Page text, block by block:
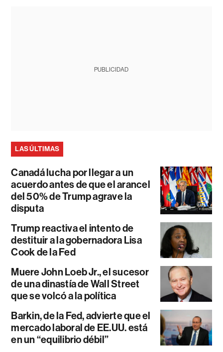
PUBLICIDAD
LAS ÚLTIMAS
Canadá lucha por llegar a un
acuerdo antes de que el arancel
del 50% de Trump agrave la
disputa
Trump reactiva el intento de
destituir a la gobernadora Lisa
Cook de la Fed
Muere John Loeb Jr., el sucesor
de una dinastía de Wall Street
que se volcó a la política
Barkin, de la Fed, advierte que el
mercado laboral de EE.UU. está
en un “equilibrio débil”